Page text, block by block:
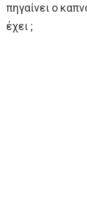
πηγαίνει ο
έχει ;